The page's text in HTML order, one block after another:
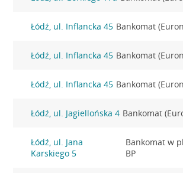
Łódź, ul. Inflancka 45 Bankomat
Łódź, ul. Inflancka 45 Bankomat
Łódź, ul. Inflancka 45 Bankomat
Łódź, ul. Jagiellońska 4 Bankomat
Łódź, ul. Jana
Karskiego 5
Bankomat w
BP